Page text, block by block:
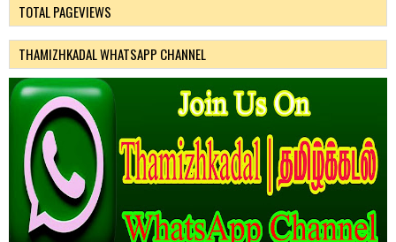
TOTAL PAGEVIEWS
THAMIZHKADAL WHATSAPP CHANNEL